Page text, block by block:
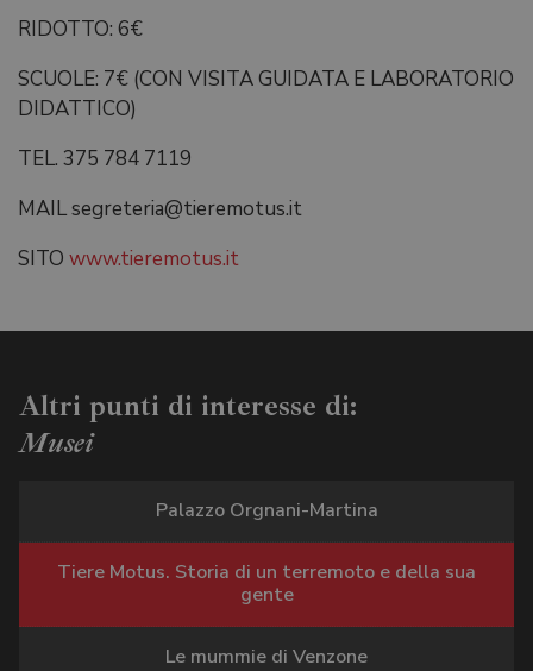
RIDOTTO: 6€
SCUOLE: 7€ (CON VISITA GUIDATA E LABORATORIO
DIDATTICO)
TEL. 375 784 7119
MAIL segreteria@tieremotus.it
SITO www.tieremotus.it
Altri punti di interesse di:
Musei
Palazzo Orgnani-Martina
Tiere Motus. Storia di un terremoto e della sua
gente
Le mummie di Venzone